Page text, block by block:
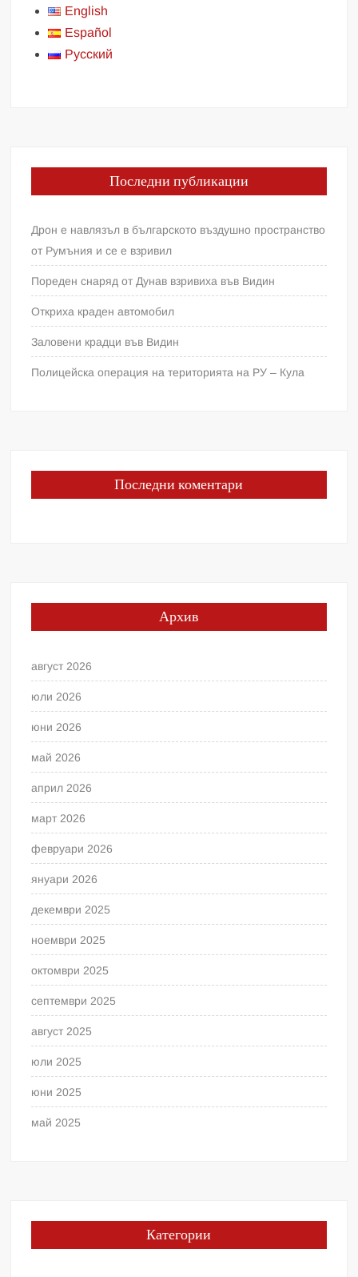
English
Español
Русский
Последни публикации
Дрон е навлязъл в българското въздушно пространство
от Румъния и се е взривил
Пореден снаряд от Дунав взривиха във Видин
Откриха краден автомобил
Заловени крадци във Видин
Полицейска операция на територията на РУ – Кула
Последни коментари
Архив
август 2026
юли 2026
юни 2026
май 2026
април 2026
март 2026
февруари 2026
януари 2026
декември 2025
ноември 2025
октомври 2025
септември 2025
август 2025
юли 2025
юни 2025
май 2025
Категории